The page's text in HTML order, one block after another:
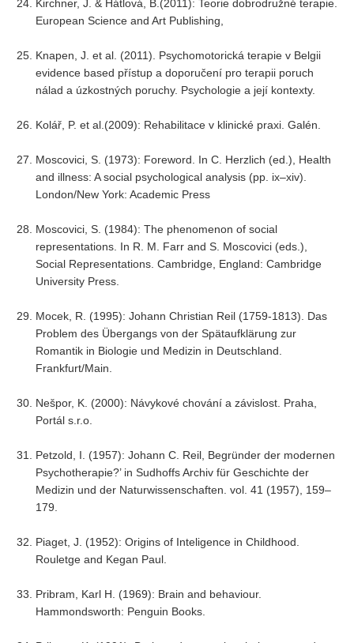
Kirchner, J. & Hátlová, B.(2011): Teorie dobrodružné terapie.
European Science and Art Publishing,
Knapen, J. et al. (2011). Psychomotorická terapie v Belgii
evidence based přístup a doporučení pro terapii poruch
nálad a úzkostných poruchy. Psychologie a její kontexty.
Kolář, P. et al.(2009): Rehabilitace v klinické praxi. Galén.
Moscovici, S. (1973): Foreword. In C. Herzlich (ed.), Health
and illness: A social psychological analysis (pp. ix–xiv).
London/New York: Academic Press
Moscovici, S. (1984): The phenomenon of social
representations. In R. M. Farr and S. Moscovici (eds.),
Social Representations. Cambridge, England: Cambridge
University Press.
Mocek, R. (1995): Johann Christian Reil (1759-1813). Das
Problem des Übergangs von der Spätaufklärung zur
Romantik in Biologie und Medizin in Deutschland.
Frankfurt/Main.
Nešpor, K. (2000): Návykové chování a závislost. Praha,
Portál s.r.o.
Petzold, I. (1957): Johann C. Reil, Begründer der modernen
Psychotherapie?’ in Sudhoffs Archiv für Geschichte der
Medizin und der Naturwissenschaften. vol. 41 (1957), 159–
179.
Piaget, J. (1952): Origins of Inteligence in Childhood.
Rouletge and Kegan Paul.
Pribram, Karl H. (1969): Brain and behaviour.
Hammondsworth: Penguin Books.